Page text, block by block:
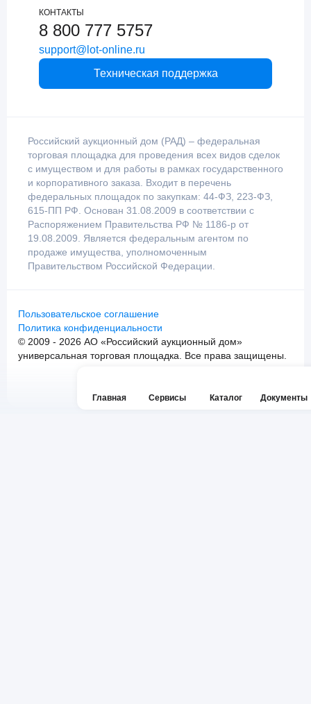
Главная Сервисы Каталог Документы
КОНТАКТЫ
8 800 777 5757
support@lot-online.ru
Техническая поддержка
Российский аукционный дом (РАД) – федеральная
торговая площадка для проведения всех видов сделок
с имуществом и для работы в рамках государственного
и корпоративного заказа. Входит в перечень
федеральных площадок по закупкам: 44-ФЗ, 223-ФЗ,
615-ПП РФ. Основан 31.08.2009 в соответствии с
Распоряжением Правительства РФ № 1186-р от
19.08.2009. Является федеральным агентом по
продаже имущества, уполномоченным
Правительством Российской Федерации.
Пользовательское соглашение
Политика конфиденциальности
© 2009 - 2026 АО «Российский аукционный дом»
универсальная торговая площадка. Все права защищены.